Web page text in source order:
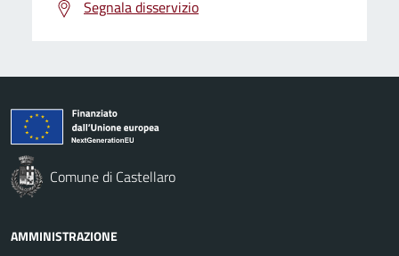
Segnala disservizio
Comune di Castellaro
AMMINISTRAZIONE